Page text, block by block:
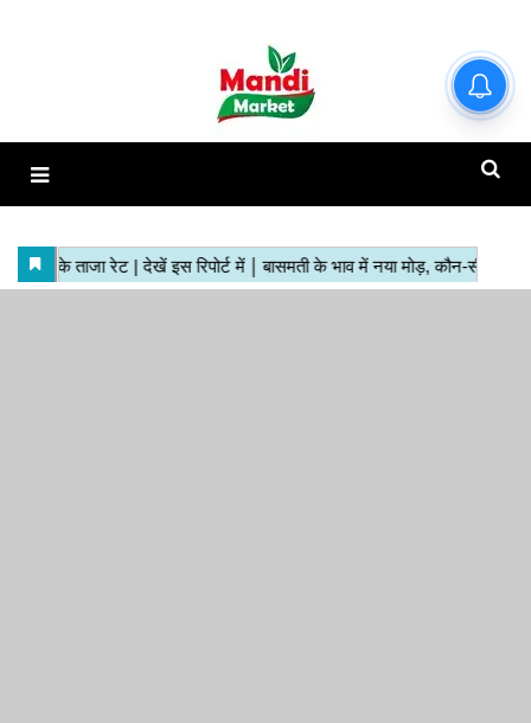
हाजिर मंडियों के ताजा रेट | देखें इस
रिपोर्ट में